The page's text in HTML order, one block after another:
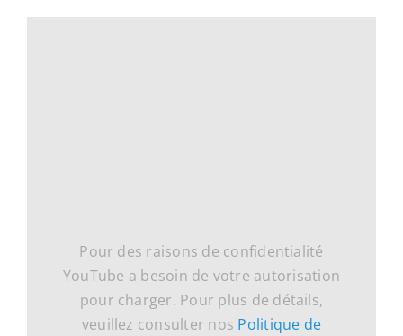
Pour des raisons de confidentialité
YouTube a besoin de votre autorisation
pour charger. Pour plus de détails,
veuillez consulter nos Politique de